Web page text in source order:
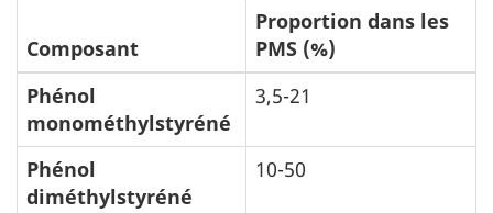
Composant
Proportion dans les
PMS (%)
Phénol
monométhylstyréné
3,5-21
Phénol
diméthylstyréné
10-50